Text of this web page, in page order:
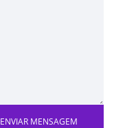
ENVIAR MENSAGEM